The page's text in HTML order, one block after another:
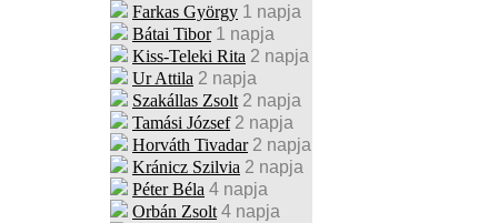
Farkas György 1 napja
Bátai Tibor 1 napja
Kiss-Teleki Rita 2 napja
Ur Attila 2 napja
Szakállas Zsolt 2 napja
Tamási József 2 napja
Horváth Tivadar 2 napja
Kránicz Szilvia 2 napja
Péter Béla 4 napja
Orbán Zsolt 4 napja